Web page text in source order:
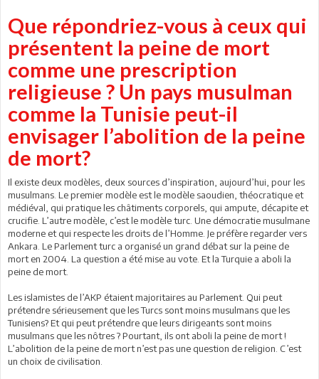
Que répondriez-vous à ceux qui
présentent la peine de mort
comme une prescription
religieuse ? Un pays musulman
comme la Tunisie peut-il
envisager l’abolition de la peine
de mort?
Il existe deux modèles, deux sources d’inspiration, aujourd’hui, pour les
musulmans. Le premier modèle est le modèle saoudien, théocratique et
médiéval, qui pratique les châtiments corporels, qui ampute, décapite et
crucifie. L’autre modèle, c’est le modèle turc. Une démocratie musulmane
moderne et qui respecte les droits de l’Homme. Je préfère regarder vers
Ankara. Le Parlement turc a organisé un grand débat sur la peine de
mort en 2004. La question a été mise au vote. Et la Turquie a aboli la
peine de mort.
Les islamistes de l’AKP étaient majoritaires au Parlement. Qui peut
prétendre sérieusement que les Turcs sont moins musulmans que les
Tunisiens? Et qui peut prétendre que leurs dirigeants sont moins
musulmans que les nôtres ? Pourtant, ils ont aboli la peine de mort !
L’abolition de la peine de mort n’est pas une question de religion. C’est
un choix de civilisation.